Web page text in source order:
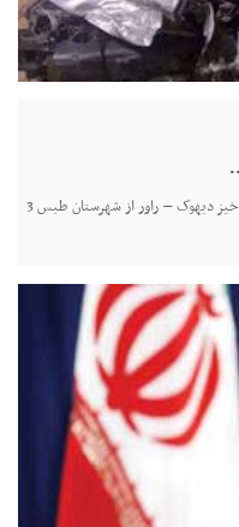
شب گذشته در پی حادثه تصادف در محور حادثه خیز دیهوک – راور از شهرستان طبس 3